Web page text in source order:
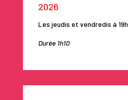
2026
Les jeudis et vendredis à 19h
Durée 1h10